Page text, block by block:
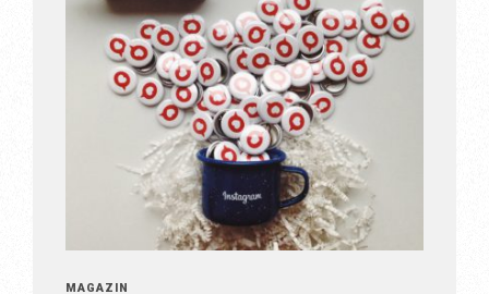
MAGAZÍN